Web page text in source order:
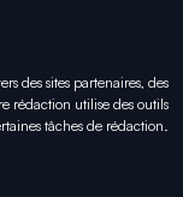
des sites partenaires, des
rédaction utilise des outils
tâches de rédaction.